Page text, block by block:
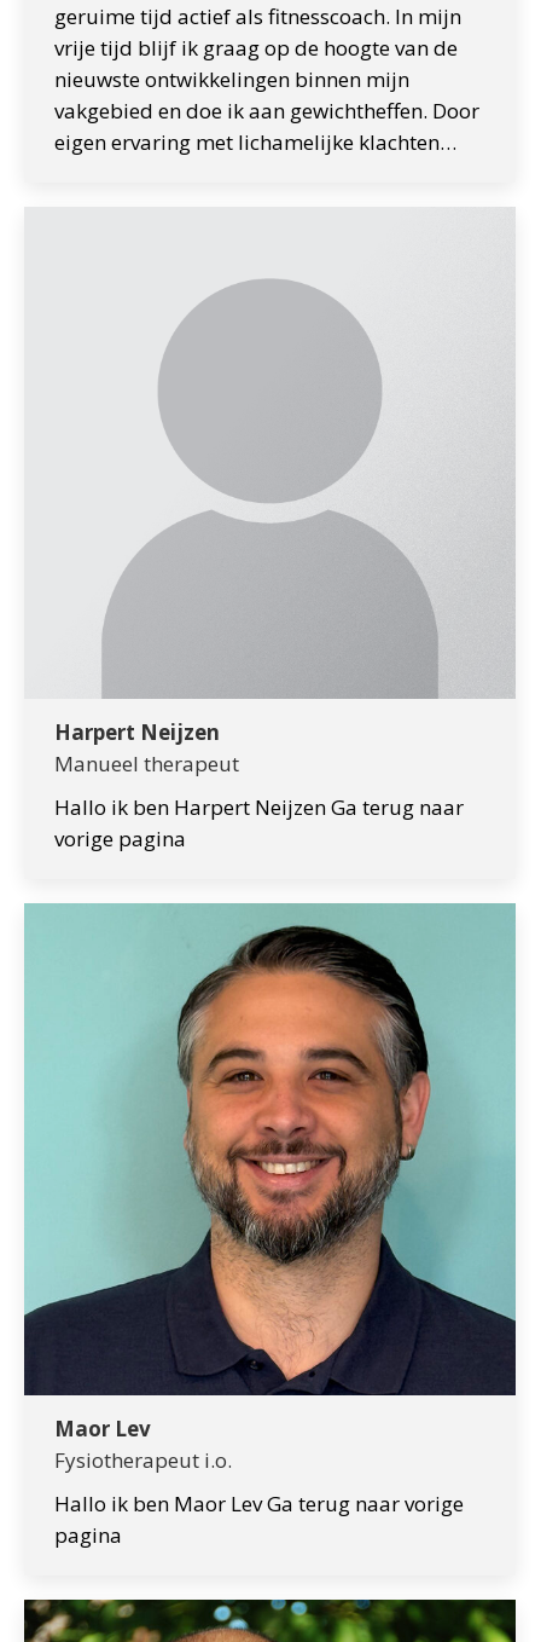
geruime tijd actief als fitnesscoach. In mijn
vrije tijd blijf ik graag op de hoogte van de
nieuwste ontwikkelingen binnen mijn
vakgebied en doe ik aan gewichtheffen. Door
eigen ervaring met lichamelijke klachten…
Harpert Neijzen
Manueel therapeut
Hallo ik ben Harpert Neijzen Ga terug naar
vorige pagina
Maor Lev
Fysiotherapeut i.o.
Hallo ik ben Maor Lev Ga terug naar vorige
pagina